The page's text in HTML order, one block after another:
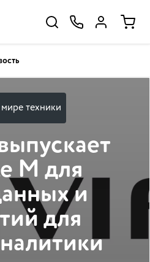
техники
M для
и
для